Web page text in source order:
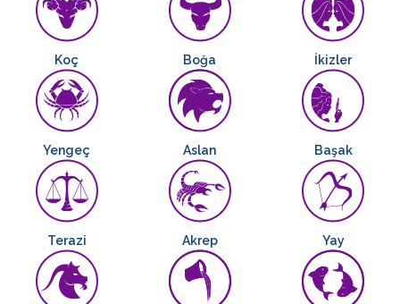
Koç Boğa İkizler
Yengeç Aslan Başak
Terazi Akrep Yay